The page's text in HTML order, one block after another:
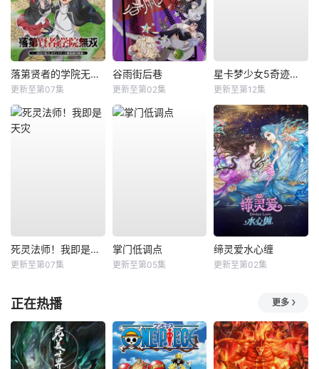
落第贤者的学院无双第二回转生，S等级作弊魔术师冒险记
更新至第07集
谷雨街后巷
更新至第02集
星卡梦少女5奇迹绽放
更新至第12集
死灵法师！我即是天灾
更新至第07集
掌门低调点
更新至第05集
缔灵爱水心缠
更新至第02集
正在热播 更多